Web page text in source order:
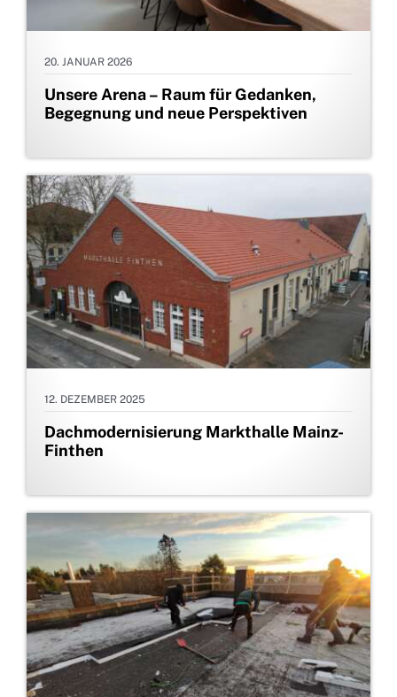
20. JANUAR 2026
Unsere Arena – Raum für Gedanken,
Begegnung und neue Perspektiven
12. DEZEMBER 2025
Dachmodernisierung Markthalle Mainz-
Finthen